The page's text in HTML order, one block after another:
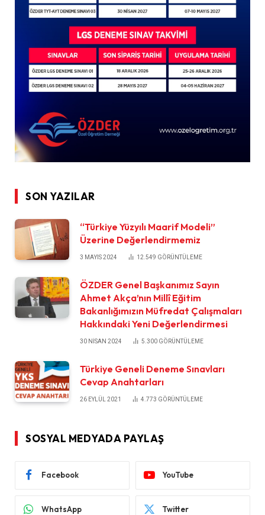
SON YAZILAR
“Türkiye Yüzyılı Maarif Modeli”
Üzerine Değerlendirmemiz
3 MAYIS 2024 12.549 GÖRÜNTÜLEME
ÖZDER Genel Başkanımız Sayın
Ahmet Akça’nın Millî Eğitim
Bakanlığımızın Müfredat Çalışmaları
Hakkındaki Yeni Değerlendirmesi
30 NISAN 2024 5.300 GÖRÜNTÜLEME
Türkiye Geneli Deneme Sınavları
Cevap Anahtarları
26 EYLÜL 2021 4.773 GÖRÜNTÜLEME
SOSYAL MEDYADA PAYLAŞ
Facebook YouTube
WhatsApp Twitter